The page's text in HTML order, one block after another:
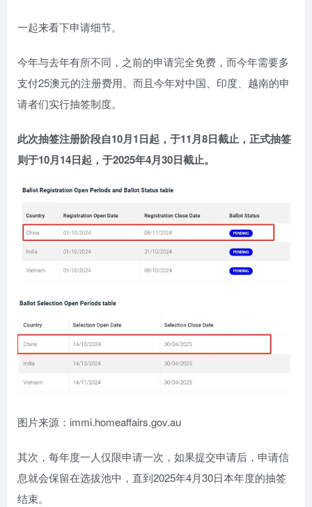
一起来看下申请细节。
今年与去年有所不同，之前的申请完全免费，而今年需要多
支付25澳元的注册费用。而且今年对中国、印度、越南的申
请者们实行抽签制度。
此次抽签注册阶段自10月1日起，于11月8日截止，正式抽签
则于10月14日起，于2025年4月30日截止。
图片来源：immi.homeaffairs.gov.au
其次，每年度一人仅限申请一次，如果提交申请后，申请信
息就会保留在选拔池中，直到2025年4月30日本年度的抽签
结束。